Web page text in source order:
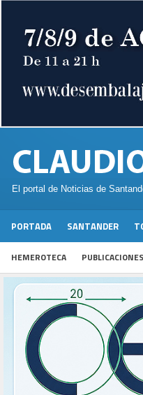
El portal de Noticias de
PORTADA SANTANDER
HEMEROTECA